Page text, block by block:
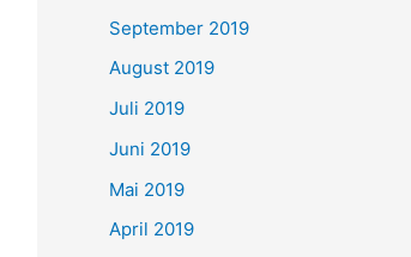
September 2019
August 2019
Juli 2019
Juni 2019
Mai 2019
April 2019